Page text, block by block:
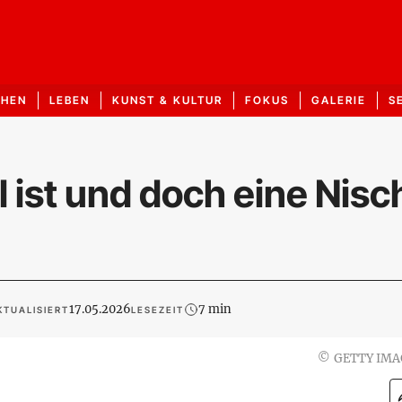
LEBEN KUNST & KULTUR FOKUS GALERIE
und doch eine
17.05.2026LESEZEIT 7 min
© GETTY